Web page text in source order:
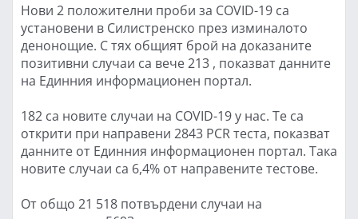
Нови 2 положителни проби за COVID-19 са
установени в Силистренско през изминалото
денонощие. С тях общият брой на доказаните
позитивни случаи са вече 213 , показват данните
на Единния информационен портал.
182 са новите случаи на COVID-19 у нас. Те са
открити при направени 2843 PCR теста, показват
данните от Единния информационен портал. Така
новите случаи са 6,4% от направените тестове.
От общо 21 518 потвърдени случаи на